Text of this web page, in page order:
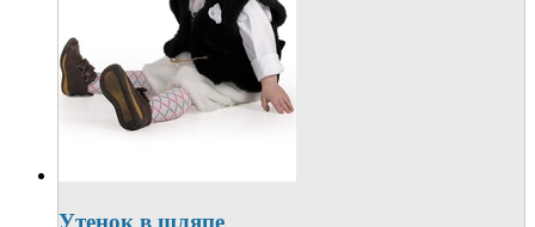
Утенок в шляпе